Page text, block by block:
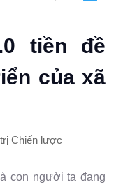
tiền đề
của xã
Chiến lược
con người ta đang